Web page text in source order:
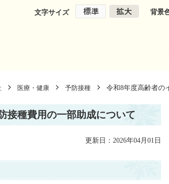
文字サイズ 背景
医療・健康 予防接種 令和8年度高齢者の
接種費用の一部助成について
更新日：2026年04月01日